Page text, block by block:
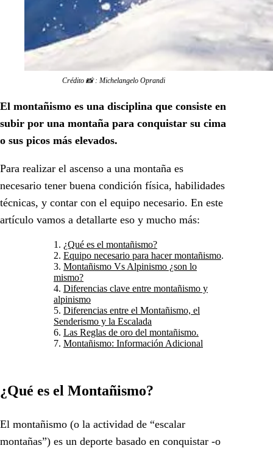
Crédito 📸 : Michelangelo Oprandi
El montañismo es una disciplina que consiste en
subir por una montaña para conquistar su cima
o sus picos más elevados.
Para realizar el ascenso a una montaña es
necesario tener buena condición física, habilidades
técnicas, y contar con el equipo necesario. En este
artículo vamos a detallarte eso y mucho más:
¿Qué es el montañismo?
Equipo necesario para hacer montañismo.
Montañismo Vs Alpinismo ¿son lo
mismo?
Diferencias clave entre montañismo y
alpinismo
Diferencias entre el Montañismo, el
Senderismo y la Escalada
Las Reglas de oro del montañismo.
Montañismo: Información Adicional
¿Qué es el Montañismo?
El montañismo (o la actividad de “escalar
montañas”) es un deporte basado en conquistar -o